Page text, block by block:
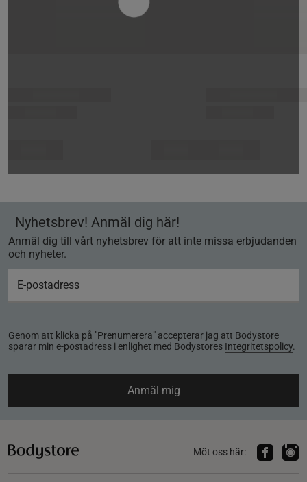
Nyhetsbrev! Anmäl dig här!
Anmäl dig till vårt nyhetsbrev för att inte missa erbjudanden
och nyheter.
Genom att klicka på "Prenumerera" accepterar jag att Bodystore
sparar min e-postadress i enlighet med Bodystores Integritetspolicy.
Anmäl mig
Möt oss här: